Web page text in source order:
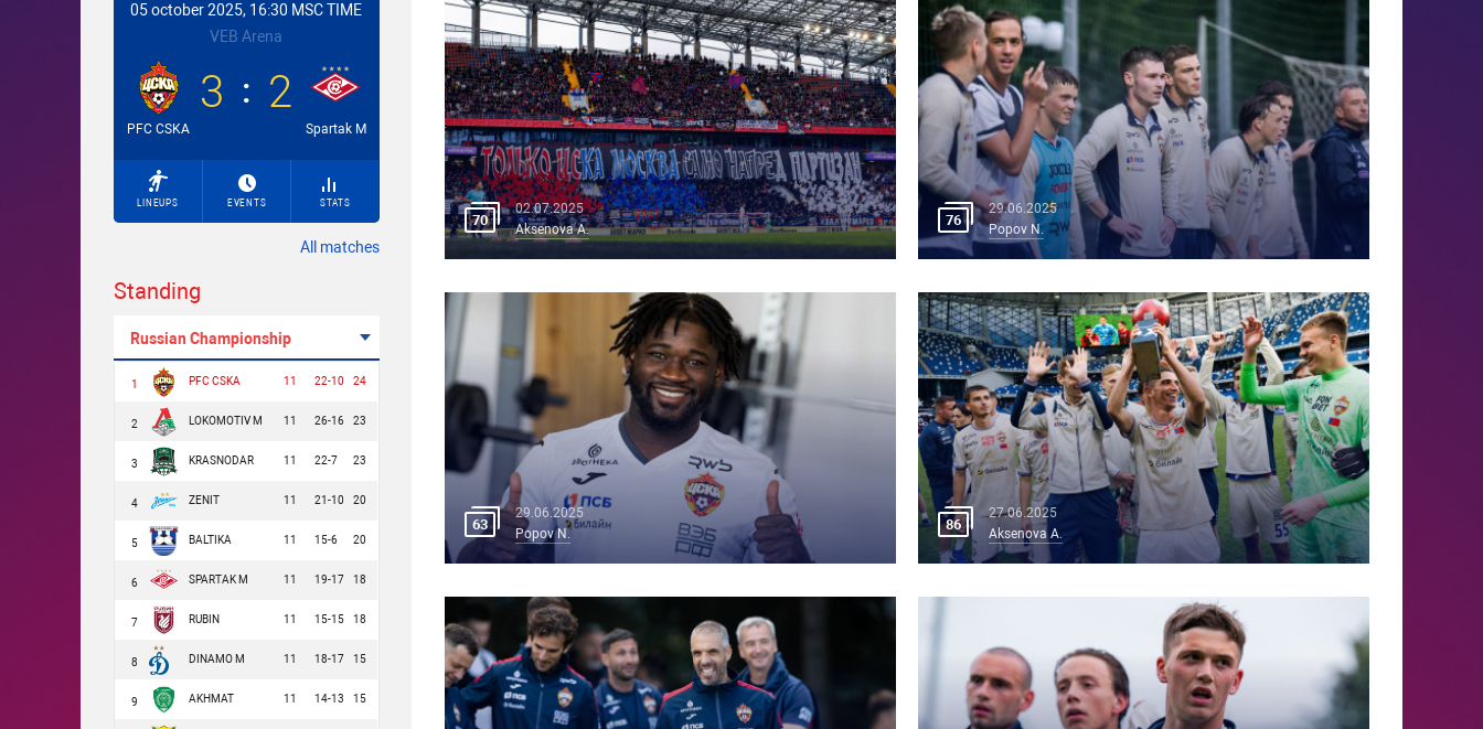
05 october 2025, 16:30 MSC TIME
VEB Arena
PFC CSKA
3 2
Spartak M
LINEUPS EVENTS STATS
All matches
Standing
Russian Championship
1 PFC CSKA 11 22-10 24
2 LOKOMOTIV M 11 26-16 23
3 KRASNODAR 11 22-7 23
4 ZENIT 11 21-10 20
5 BALTIKA 11 15-6 20
6 SPARTAK M 11 19-17 18
7 RUBIN 11 15-15 18
8 DINAMO M 11 18-17 15
9 AKHMAT 11 14-13 15
70
02.07.2025
Aksenova A.
76
29.06.2025
Popov N.
63
29.06.2025
Popov N.
86
27.06.2025
Aksenova A.